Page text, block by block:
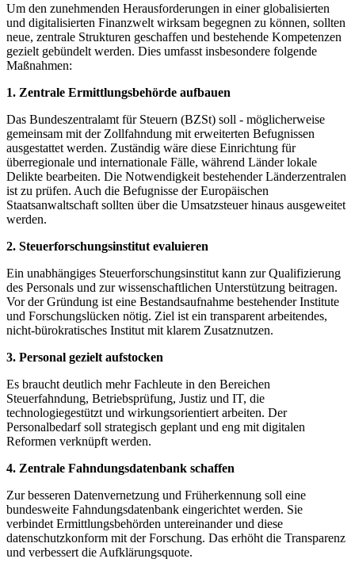
Um den zunehmenden Herausforderungen in einer globalisierten
und digitalisierten Finanzwelt wirksam begegnen zu können, sollten
neue, zentrale Strukturen geschaffen und bestehende Kompetenzen
gezielt gebündelt werden. Dies umfasst insbesondere folgende
Maßnahmen:
1. Zentrale Ermittlungsbehörde aufbauen
Das Bundeszentralamt für Steuern (BZSt) soll - möglicherweise
gemeinsam mit der Zollfahndung mit erweiterten Befugnissen
ausgestattet werden. Zuständig wäre diese Einrichtung für
überregionale und internationale Fälle, während Länder lokale
Delikte bearbeiten. Die Notwendigkeit bestehender Länderzentralen
ist zu prüfen. Auch die Befugnisse der Europäischen
Staatsanwaltschaft sollten über die Umsatzsteuer hinaus ausgeweitet
werden.
2. Steuerforschungsinstitut evaluieren
Ein unabhängiges Steuerforschungsinstitut kann zur Qualifizierung
des Personals und zur wissenschaftlichen Unterstützung beitragen.
Vor der Gründung ist eine Bestandsaufnahme bestehender Institute
und Forschungslücken nötig. Ziel ist ein transparent arbeitendes,
nicht-bürokratisches Institut mit klarem Zusatznutzen.
3. Personal gezielt aufstocken
Es braucht deutlich mehr Fachleute in den Bereichen
Steuerfahndung, Betriebsprüfung, Justiz und IT, die
technologiegestützt und wirkungsorientiert arbeiten. Der
Personalbedarf soll strategisch geplant und eng mit digitalen
Reformen verknüpft werden.
4. Zentrale Fahndungsdatenbank schaffen
Zur besseren Datenvernetzung und Früherkennung soll eine
bundesweite Fahndungsdatenbank eingerichtet werden. Sie
verbindet Ermittlungsbehörden untereinander und diese
datenschutzkonform mit der Forschung. Das erhöht die Transparenz
und verbessert die Aufklärungsquote.